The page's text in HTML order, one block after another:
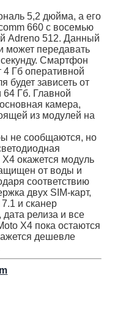
5,2 дюйма, а его
660 с восемью
Adreno 512. Данный
может передавать
Смартфон
4 Гб оперативной
будет зависеть от
64 Гб. Главной
камера,
из модулей на
не сообщаются, но
окажется модуль
от воды и
соответствию
двух SIM-карт,
и сканер
релиза и все
X4 пока остаются
дешевле